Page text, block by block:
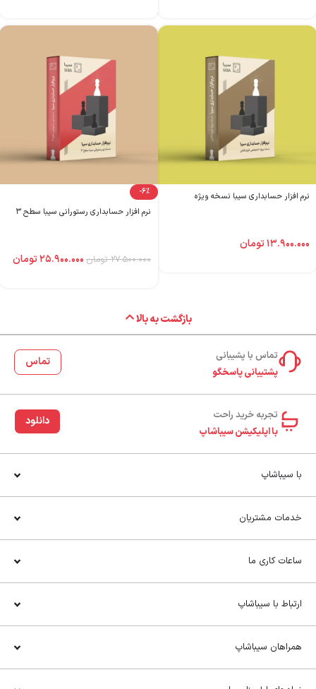
نرم افزار حسابداری سیبا نسخه ویژه
۱۳.۹۰۰.۰۰۰تومان
-6%
نرم افزار حسابداری رستورانی سیبا سطح ۳
۲۷.۵۰۰.۰۰۰ تومان ۲۵.۹۰۰.۰۰۰تومان
بازگشت به بالا
تماس با پشیبانی
پشتیبانی پاسخگو
تماس
تجربه خرید راحت‌
با اپلیکیشن سیباشاپ
دانلود
با سیباشاپ
خدمات مشتریان
ساعات کاری ما
ارتباط با سیباشاپ
همراهان سیباشاپ